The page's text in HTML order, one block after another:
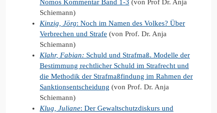
Nomos Kommentar Band 1-3 (von Prof Dr. Anja
Schiemann)
Kinzig, Jörg: Noch im Namen des Volkes? Über
Verbrechen und Strafe (von Prof. Dr. Anja
Schiemann)
Klahr, Fabian: Schuld und Strafmaß. Modelle der
Bestimmung rechtlicher Schuld im Strafrecht und
die Methodik der Strafmaßfindung im Rahmen der
Sanktionsentscheidung (von Prof. Dr. Anja
Schiemann)
Klug, Juliane: Der Gewaltschutzdiskurs und